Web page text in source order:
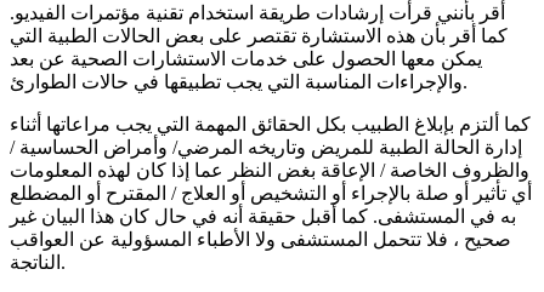
أقر بأنني قرأت إرشادات طريقة استخدام تقنية مؤتمرات الفيديو.
كما أقر بأن هذه الاستشارة تقتصر على بعض الحالات الطبية التي
يمكن معها الحصول على خدمات الاستشارات الصحية عن بعد
والإجراءات المناسبة التي يجب تطبيقها في حالات الطوارئ.
كما ألتزم بإبلاغ الطبيب بكل الحقائق المهمة التي يجب مراعاتها أثناء
إدارة الحالة الطبية للمريض وتاريخه المرضي/ وأمراض الحساسية /
والظروف الخاصة / الإعاقة بغض النظر عما إذا كان لهذه المعلومات
أي تأثير أو صلة بالإجراء أو التشخيص أو العلاج / المقترح أو المضطلع
به في المستشفى. كما أقبل حقيقة أنه في حال كان هذا البيان غير
صحيح ، فلا تتحمل المستشفى ولا الأطباء المسؤولية عن العواقب
الناتجة.